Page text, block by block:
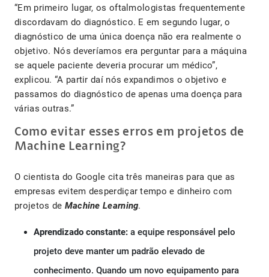
“Em primeiro lugar, os oftalmologistas frequentemente
discordavam do diagnóstico. E em segundo lugar, o
diagnóstico de uma única doença não era realmente o
objetivo. Nós deveríamos era perguntar para a máquina
se aquele paciente deveria procurar um médico”,
explicou. “A partir daí nós expandimos o objetivo e
passamos do diagnóstico de apenas uma doença para
várias outras.”
Como evitar esses erros em projetos de
Machine Learning?
O cientista do Google cita três maneiras para que as
empresas evitem desperdiçar tempo e dinheiro com
projetos de Machine Learning.
Aprendizado constante: a equipe responsável pelo
projeto deve manter um padrão elevado de
conhecimento. Quando um novo equipamento para